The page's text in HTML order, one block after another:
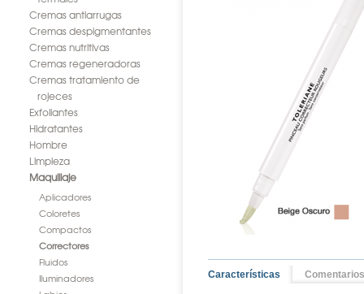
Cremas antiarrugas
Cremas despigmentantes
Cremas nutritivas
Cremas regeneradoras
Cremas tratamiento de
rojeces
Exfoliantes
Hidratantes
Hombre
Limpieza
Maquillaje
Aplicadores
Coloretes
Compactos
Correctores
Fluidos
Iluminadores
Características Comentarios